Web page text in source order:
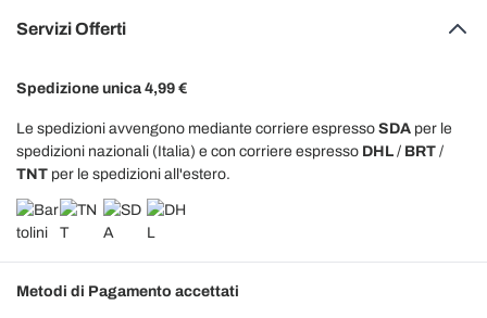
Servizi Offerti
Spedizione unica 4,99 €
Le spedizioni avvengono mediante corriere espresso SDA per le
spedizioni nazionali (Italia) e con corriere espresso DHL / BRT /
TNT per le spedizioni all'estero.
Metodi di Pagamento accettati